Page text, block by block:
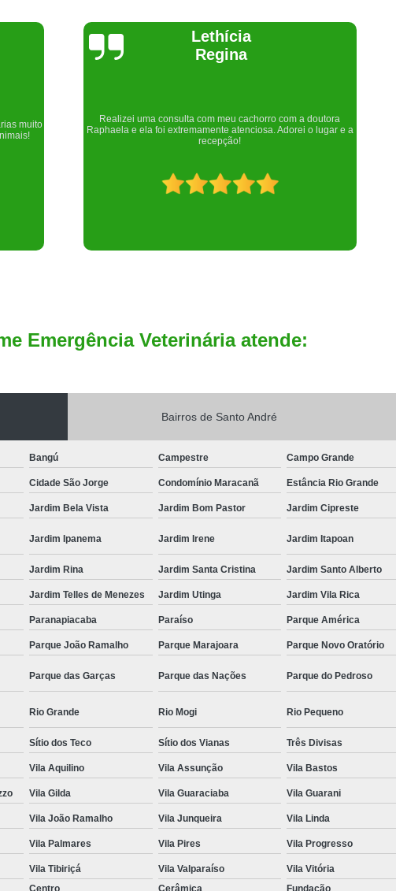
lugar e a
Joelma Lilian
Um lugar maravilhoso. Sempre serei grata pelo que fizeram por
nós!
Emergência Veterinária atende:
Bairros de Santo André
Bangú Campestre Campo Grande
Cidade São Jorge Condomínio Maracanã Estância Rio Grande
Jardim Bela Vista Jardim Bom Pastor Jardim Cipreste
Jardim Ipanema Jardim Irene Jardim Itapoan
Jardim Rina Jardim Santa Cristina Jardim Santo Alberto
Jardim Telles de Menezes Jardim Utinga Jardim Vila Rica
Paranapiacaba Paraíso Parque América
Parque João Ramalho Parque Marajoara Parque Novo Oratório
Parque das Garças Parque das Nações Parque do Pedroso
Rio Grande Rio Mogi Rio Pequeno
Sítio dos Teco Sítio dos Vianas Três Divisas
Vila Aquilino Vila Assunção Vila Bastos
Vila Gilda Vila Guaraciaba Vila Guarani
Vila João Ramalho Vila Junqueira Vila Linda
Vila Palmares Vila Pires Vila Progresso
Vila Tibiriçá Vila Valparaíso Vila Vitória
Centro Cerâmica Fundação